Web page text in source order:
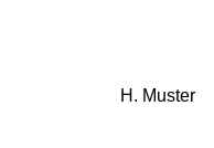
H. Muster